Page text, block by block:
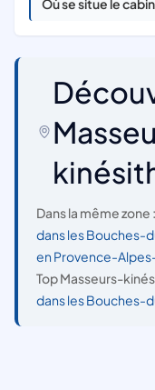
Où se situe le
Dans la même zone :
dans les Bouches-
en Provence-
Top Masseurs-
dans les Bouches-